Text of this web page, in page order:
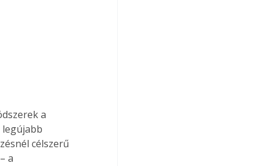
a
legújabb
célszerű
a